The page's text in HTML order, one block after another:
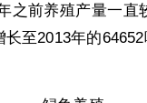
前养殖产量一直
至2013年的